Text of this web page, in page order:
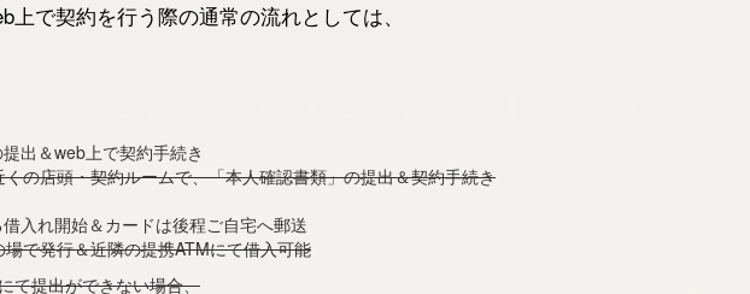
で契約を行う際の通常の流れとしては、
出＆web上で契約手続き
の店頭・契約ルームで、「本人確認書類」の提出＆契約手続き
入れ開始＆カードは後程ご自宅へ郵送
で発行＆近隣の提携ATMにて借入可能
て提出ができない場合、